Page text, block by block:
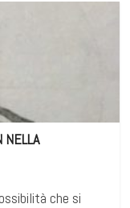
NELLA
che si